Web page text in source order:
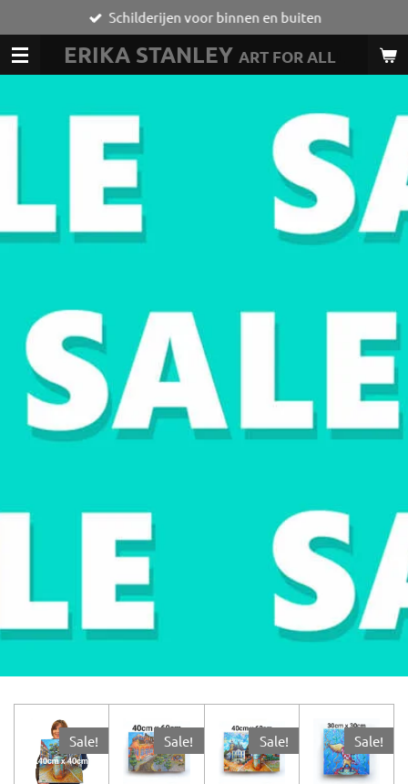
direct
naar
de
ERIKA STANLEY ART FOR ALL
Schilderijen voor binnen en buiten
Sale! Sale! Sale! Sale!